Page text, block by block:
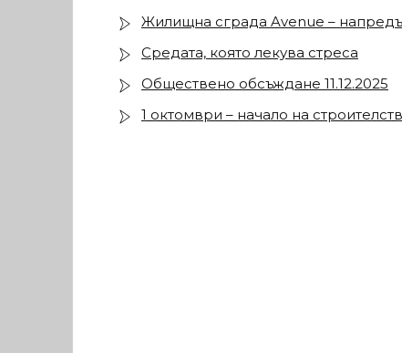
Жилищна сграда Avenue –
Средата, която лекува стреса
Обществено обсъждане 11.12.2025
1 октомври – начало на